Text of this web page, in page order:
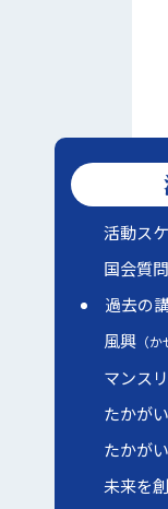
活動ス
国会質問
過去の
風興（か
マンス
たかが
たかが
未来を